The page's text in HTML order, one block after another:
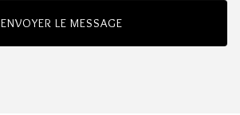
ENVOYER LE MESSAGE